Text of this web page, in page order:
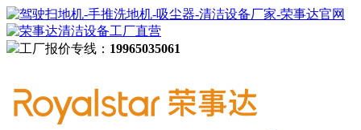
工厂报价专线： 19965035061